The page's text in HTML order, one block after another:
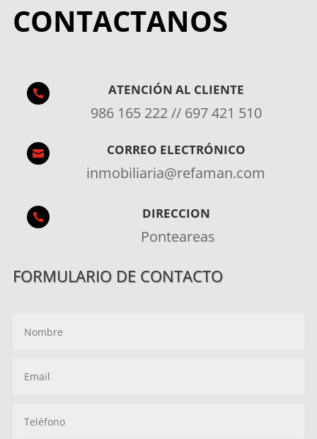
CONTACTANOS
 ATENCIÓN AL CLIENTE
986 165 222 // 697 421 510
 CORREO ELECTRÓNICO
inmobiliaria@refaman.com
 DIRECCION
Ponteareas
FORMULARIO DE CONTACTO